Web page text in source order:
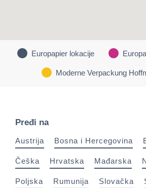
Europapier lokacije
Moderne Verpackung
Pređi na
Austrija Bosna i Hercegovina
Češka Hrvatska Mađarska
Poljska Rumunija Slovačka